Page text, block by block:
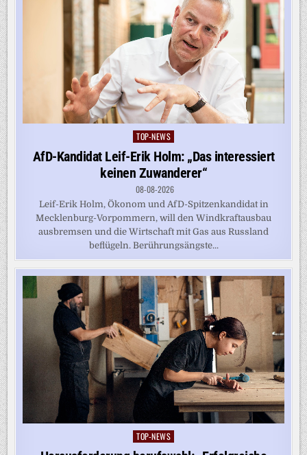
Posted
in
TOP-NEWS
AfD-Kandidat Leif-Erik Holm: „Das interessiert
keinen Zuwanderer“
08-08-2026
Leif-Erik Holm, Ökonom und AfD-Spitzenkandidat in
Mecklenburg-Vorpommern, will den Windkraftausbau
ausbremsen und die Wirtschaft mit Gas aus Russland
beflügeln. Berührungsängste...
Posted
in
TOP-NEWS